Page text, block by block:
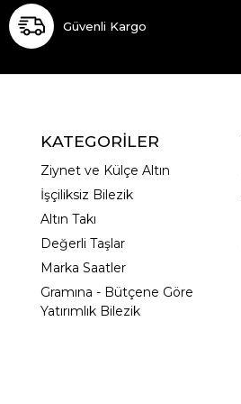
Güvenli Kargo
KATEGORİLER
Ziynet ve Külçe Altın
İşçiliksiz Bilezik
Altın Takı
Değerli Taşlar
Marka Saatler
Gramına - Bütçene Göre
Yatırımlık Bilezik